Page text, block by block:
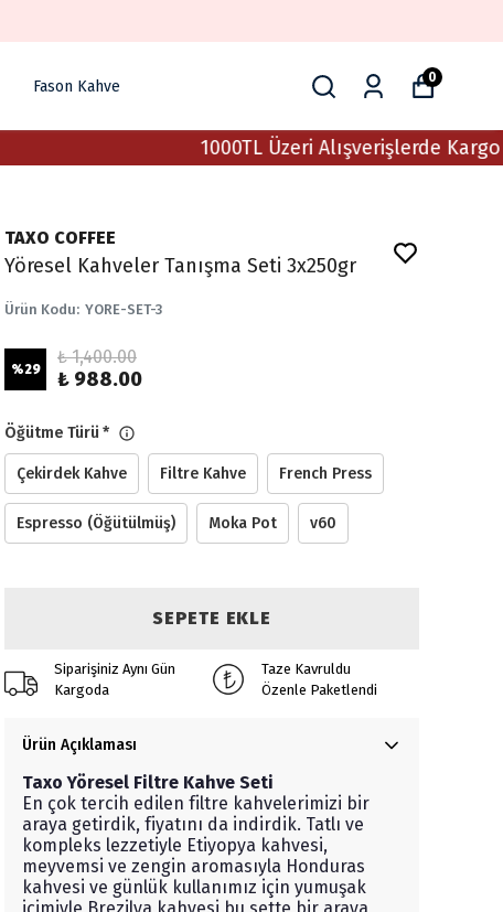
Fason Kahve 0
1000TL Üzeri Alışverişlerde Kargo
TAXO COFFEE
Yöresel Kahveler Tanışma Seti 3x250gr
Ürün Kodu: YORE-SET-3
%29
₺ 1,400.00
₺ 988.00
Öğütme Türü *
Çekirdek Kahve Filtre Kahve French Press
Espresso (Öğütülmüş) Moka Pot v60
SEPETE EKLE
Siparişiniz Aynı Gün
Kargoda
Taze Kavruldu
Özenle Paketlendi
Ürün Açıklaması
Taxo Yöresel Filtre Kahve Seti
En çok tercih edilen filtre kahvelerimizi bir
araya getirdik, fiyatını da indirdik. Tatlı ve
kompleks lezzetiyle Etiyopya kahvesi,
meyvemsi ve zengin aromasıyla Honduras
kahvesi ve günlük kullanımız için yumuşak